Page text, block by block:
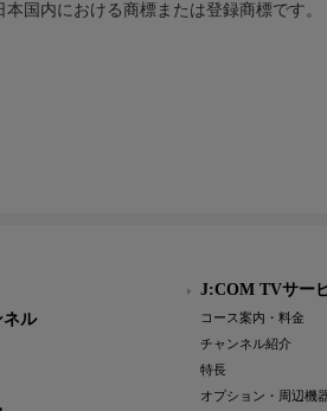
国内における商標または登録商標です。
ネル
J:COM TVサー
コース案内・料金
チャンネル紹介
特長
オプション・周辺機